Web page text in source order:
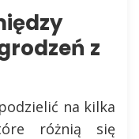
z
na kilka
różnią się